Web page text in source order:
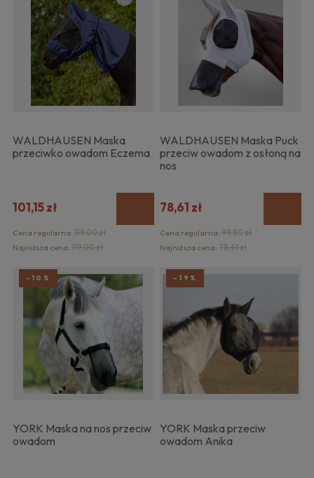
WALDHAUSEN Maska
przeciwko owadom Eczema
101,15 zł
Cena regularna: 119,00 zł
Najniższa cena: 119,00 zł
WALDHAUSEN Maska Puck
przeciw owadom z osłoną na
nos
78,61 zł
Cena regularna:99,50 zł
Najniższa cena:78,61 zł
YORK Maska na nos przeciw
owadom
-10%
YORK Maska przeciw
owadom Anika
-19%